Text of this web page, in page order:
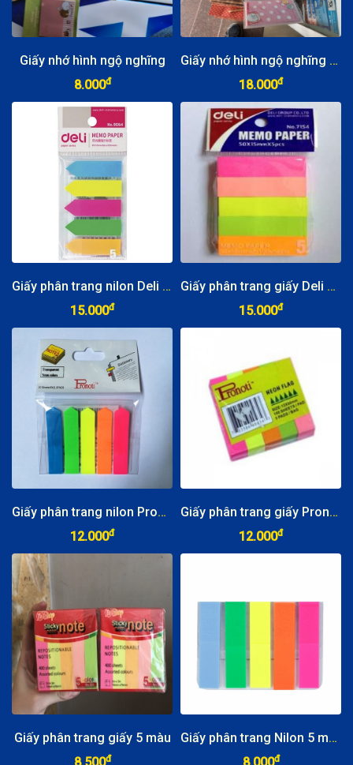
Giấy nhớ hình ngộ nghĩng
8.000đ
Giấy nhớ hình ngộ nghĩng (6 tập/dây)
18.000đ
Giấy phân trang nilon Deli 5 màu
15.000đ
Giấy phân trang giấy Deli 5 màu
15.000đ
Giấy phân trang nilon Pronoti 5 màu
12.000đ
Giấy phân trang giấy Pronoti 5 màu
12.000đ
Giấy phân trang giấy 5 màu
8.500đ
Giấy phân trang Nilon 5 màu
8.000đ